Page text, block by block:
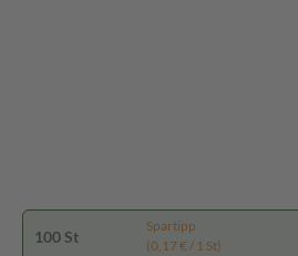
100 St
Spartipp
(0,17 € / 1 St)